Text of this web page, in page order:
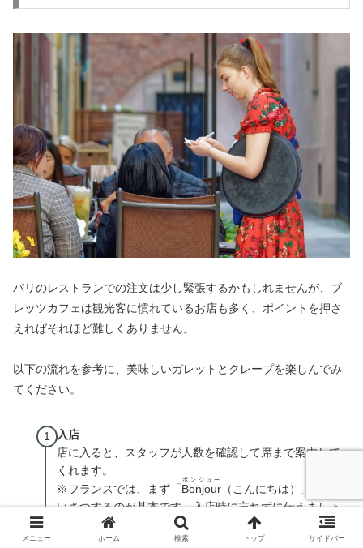
パリのレストランでの注文は少し緊張するかもしれませんが、ブ
レッツカフェは観光客に慣れているお店も多く、ポイントを押さ
えればそれほど難しくありません。
以下の流れを参考に、美味しいガレットとクレープを楽しんでみ
てください。
入店
店に入ると、スタッフが人数を確認して席まで案内して
くれます。
※フランスでは、まず「Bonjour
ボンジュー
（こんにちは）」とあ
いさつするのが基本です。入店時に忘れずに伝えましょ
予約している場合
メニュー ホーム 検索 トップ サイドバー